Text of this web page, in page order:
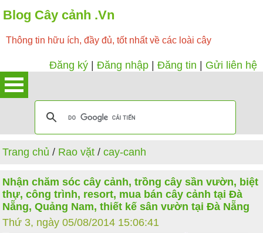
Blog Cây cảnh .Vn
Thông tin hữu ích, đầy đủ, tốt nhất về các loài cây
Đăng ký Đăng nhập Đăng tin Gửi liên hệ
Trang chủ / Rao vặt /cay-canh
Nhận chăm sóc cây cảnh, trồng cây sần vườn, biệt
thự, công trình, resort, mua bán cây cảnh tại Đà
Nẵng, Quảng Nam, thiết kế sân vườn tại Đà Nẵng
Thứ 3, ngày 05/08/2014 15:06:41